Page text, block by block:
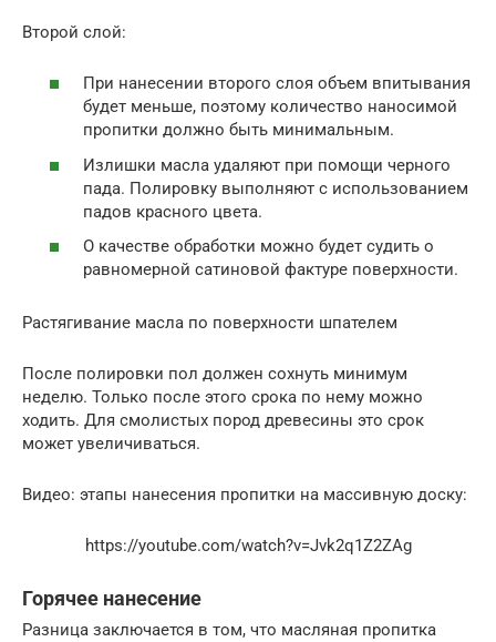
Второй слой:
При нанесении второго слоя объем впитывания
будет меньше, поэтому количество наносимой
пропитки должно быть минимальным.
Излишки масла удаляют при помощи черного
пада. Полировку выполняют с использованием
падов красного цвета.
О качестве обработки можно будет судить о
равномерной сатиновой фактуре поверхности.
Растягивание масла по поверхности шпателем
После полировки пол должен сохнуть минимум
неделю. Только после этого срока по нему можно
ходить. Для смолистых пород древесины это срок
может увеличиваться.
Видео: этапы нанесения пропитки на массивную доску:
https://youtube.com/watch?v=Jvk2q1Z2ZAg
Горячее нанесение
Разница заключается в том, что масляная пропитка